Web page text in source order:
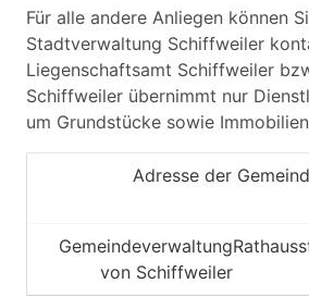
Für alle andere Anliegen können
Stadtverwaltung Schiffweiler
Liegenschaftsamt Schiffweiler
Schiffweiler übernimmt nur
um Grundstücke sowie
Adresse der
Gemeindeverwaltung
von Schiffweiler